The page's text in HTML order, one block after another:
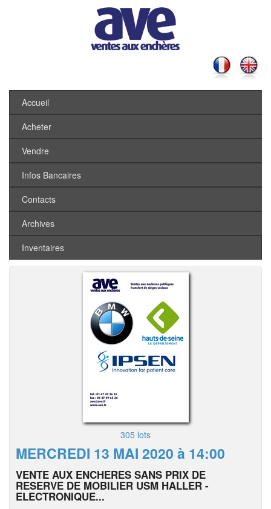
Accueil
Acheter
Vendre
Infos Bancaires
Contacts
Archives
Inventaires
305 lots
MERCREDI 13 MAI 2020 à 14:00
VENTE AUX ENCHERES SANS PRIX DE
RESERVE DE MOBILIER USM HALLER -
ELECTRONIQUE...